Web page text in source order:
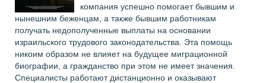
компания успешно помогает бывшим и
нынешним беженцам, а также бывшим работникам
получать недополученные выплаты на основании
израильского трудового законодательства. Эта помощь
никоим образом не влияет на будущее миграционной
биографии, а гражданство при этом не имеет значения.
Специалисты работают дистанционно и оказывают